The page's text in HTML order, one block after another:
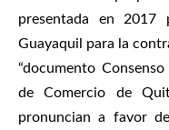
presentada en 2017
Guayaquil para la
“documento
de Comercio de
pronuncian a favor